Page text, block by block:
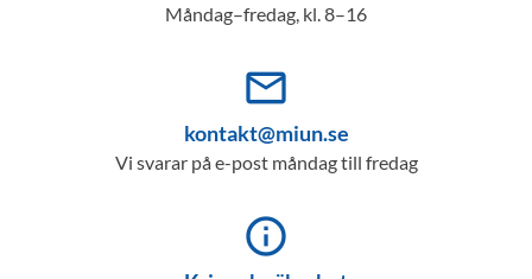
Måndag–fredag, kl. 8–16
mail_outline
kontakt@miun.se
Vi svarar på e-post måndag till fredag
info_outline